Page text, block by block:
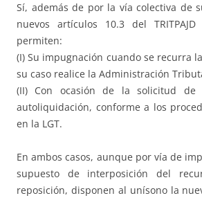
Sí, además de por la vía colectiva de
nuevos artículos 10.3 del
permiten:
(I) Su impugnación cuando se recurra
su caso realice la Administración
(II) Con ocasión de la solicitud de
autoliquidación, conforme a los
en la LGT.
En ambos casos, aunque por vía de
supuesto de interposición del
reposición, disponen al unísono la